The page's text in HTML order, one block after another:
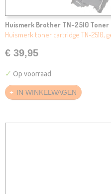
Huismerk Brother TN-2510 Toner
Huismerk toner cartridge TN-2510,
€ 39,95
✓ Op voorraad
IN WINKELWAGEN